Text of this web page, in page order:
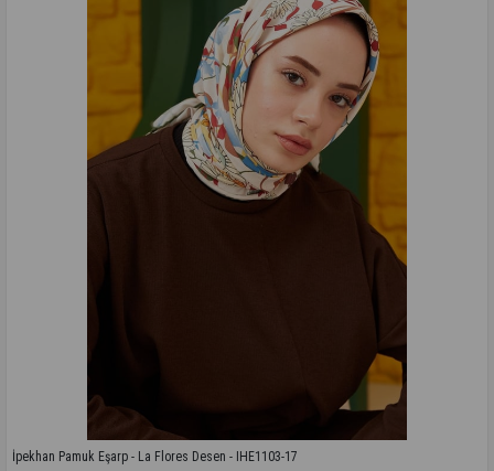
İpekhan Pamuk Eşarp - La Flores Desen - IHE1103-17